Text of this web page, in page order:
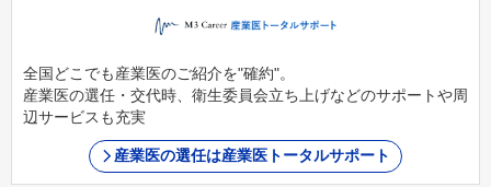
全国どこでも産業医のご紹介を"確約"。
産業医の選任・交代時、衛生委員会立ち上げなどのサポートや周
辺サービスも充実
産業医の選任は産業医トータルサポート